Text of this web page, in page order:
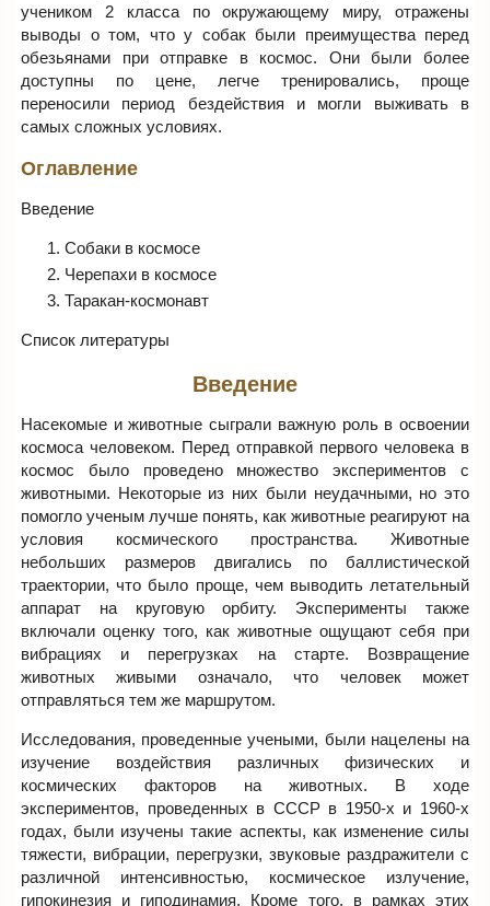
учеником 2 класса по окружающему миру, отражены
выводы о том, что у собак были преимущества перед
обезьянами при отправке в космос. Они были более
доступны по цене, легче тренировались, проще
переносили период бездействия и могли выживать в
самых сложных условиях.
Оглавление
Введение
Собаки в космосе
Черепахи в космосе
Таракан-космонавт
Список литературы
Введение
Насекомые и животные сыграли важную роль в освоении
космоса человеком. Перед отправкой первого человека в
космос было проведено множество экспериментов с
животными. Некоторые из них были неудачными, но это
помогло ученым лучше понять, как животные реагируют на
условия космического пространства. Животные
небольших размеров двигались по баллистической
траектории, что было проще, чем выводить летательный
аппарат на круговую орбиту. Эксперименты также
включали оценку того, как животные ощущают себя при
вибрациях и перегрузках на старте. Возвращение
животных живыми означало, что человек может
отправляться тем же маршрутом.
Исследования, проведенные учеными, были нацелены на
изучение воздействия различных физических и
космических факторов на животных. В ходе
экспериментов, проведенных в СССР в 1950-х и 1960-х
годах, были изучены такие аспекты, как изменение силы
тяжести, вибрации, перегрузки, звуковые раздражители с
различной интенсивностью, космическое излучение,
гипокинезия и гиподинамия. Кроме того, в рамках этих